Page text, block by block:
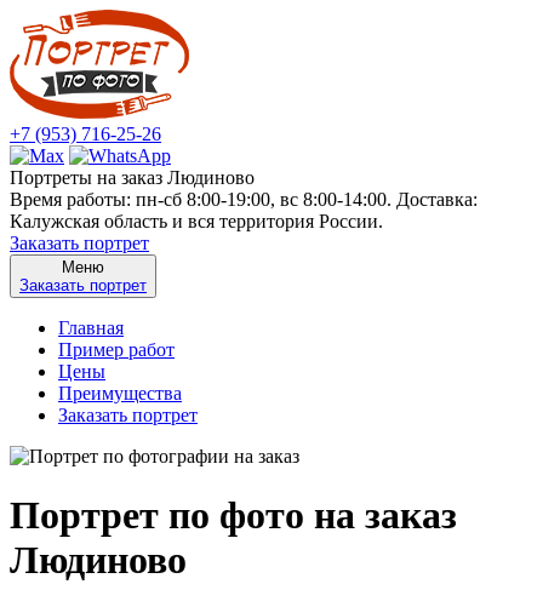
+7 (953) 716-25-26
Портреты на заказ Людиново
Время работы: пн-сб 8:00-19:00, вс 8:00-14:00. Доставка:
Калужская область и вся территория России.
Заказать портрет
Меню
Заказать портрет
Главная
Пример работ
Цены
Преимущества
Заказать портрет
Портрет по фото на заказ
Людиново